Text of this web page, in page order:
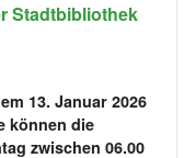
Stadtbibliothek
13. Januar 2026
können die
zwischen 06.00